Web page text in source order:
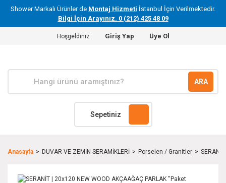
Shower Markalı Ürünler de Montaj Hizmeti İstanbul İçin Verilmektedir.
Bilgi İçin Arayınız. 0 (212) 425 48 09
Hoşgeldiniz Giriş Yap Üye Ol
ARA
Sepetiniz
Anasayfa DUVAR VE ZEMİN SERAMİKLERİ Porselen / Granitler